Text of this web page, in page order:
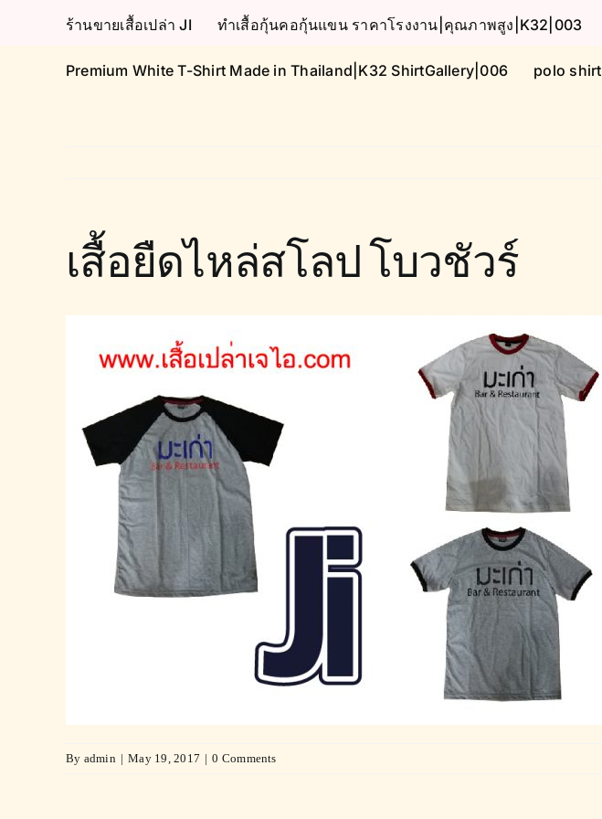
ร้านขายเสื้อเปล่า JI ทำเสื้อกุ้นคอกุ้นแขน ราคาโรงงาน|คุณภาพสูง|K32|003
Premium White T-Shirt Made in Thailand|K32 ShirtGallery|006 polo shirt
เสื้อยืดไหล่สโลป โบวชัวร์
By admin | May 19, 2017 | 0 Comments